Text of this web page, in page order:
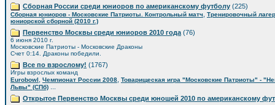
Сборная России среди юниоров по американскому футболу (225)
Сборная юниоров - Московские Патриоты. Контрольный матч Тренировочный
юниорской сборной (2010 г.)
Первенство Москвы среди юниоров 2010 года (76)
6 июня 2010 г.
Московские Патриоты - Московские Драконы
Счет 0:14. Драконы победили.
Все по взрослому! (1767)
Игры взрослых команд
Eurobowl
Чемпионат России 2008 Товарищеская игра "Московские Патриоты" -
Львы" (СПб)
Открытое Первенство Москвы среди юношей 2010 по американскому